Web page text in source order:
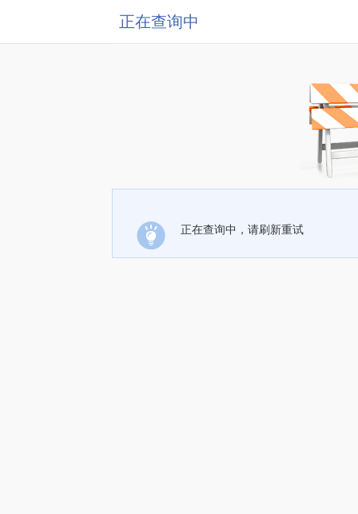
正在查询中
正在查询中，请刷新重试